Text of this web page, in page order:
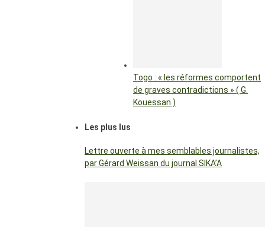
Togo : « les réformes comportent
de graves contradictions » ( G.
Kouessan )
Les plus lus
Lettre ouverte à mes semblables journalistes,
par Gérard Weissan du journal SIKA’A